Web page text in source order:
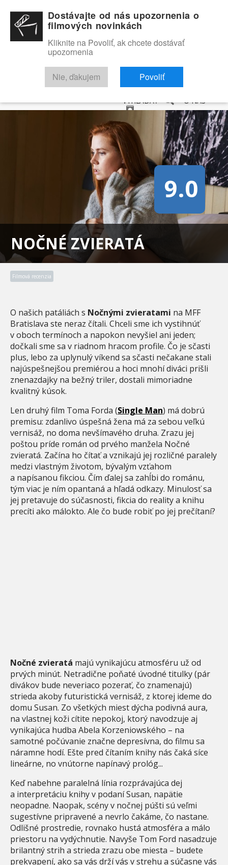
RECENZIE TRAILERY FILMOVÁ DATABÁZA
VYHĽADAŤ O NÁS
NOČNÉ ZVIERATÁ
9.0
Filmová recenzia
O našich patáliách s Nočnými zvieratami na MFF
Bratislava ste neraz čítali. Chceli sme ich vystihnúť
v oboch termínoch a napokon nevyšiel ani jeden;
dočkali sme sa v riadnom hracom profile. Čo je sčasti
plus, lebo za uplynulý víkend sa sčasti nečakane stali
najúspešnejšou premiérou a hoci mnohí diváci prišli
znenazdajky na bežný triler, dostali mimoriadne
kvalitný kúsok.
Len druhý film Toma Forda (Single Man) má dobrú
premisu: zdanlivo úspešná žena má za sebou veľkú
vernisáž, no doma nevšímavého druha. Zrazu jej
poštou príde román od prvého manžela Nočné
zvieratá. Začína ho čítať a vznikajú jej rozličné paralely
medzi vlastným životom, bývalým vzťahom
a napísanou fikciou. Čím ďalej sa zahĺbi do románu,
tým viac je ním opantaná a hľadá odkazy. Minulosť sa
jej pretavuje do súčasnosti, fikcia do reality a knihu
precíti ako málokto. Ale čo bude robiť po jej prečítaní?
Nočné zvieratá majú vynikajúcu atmosféru už od
prvých minút. Netradične poňaté úvodné titulky (pár
divákov bude neveriaco pozerať, čo znamenajú)
strieda akoby futuristická vernisáž, z ktorej ideme do
domu Susan. Zo všetkých miest dýcha podivná aura,
na vlastnej koži cítite nepokoj, ktorý navodzuje aj
vynikajúca hudba Abela Korzeniowského – na
samotné počúvanie značne depresívna, do filmu sa
náramne hodí. Ešte pred čítaním knihy nás čaká síce
lineárne, no vnútorne napínavý prológ...
Keď nabehne paralelná línia rozprávajúca dej
a interpretáciu knihy v podaní Susan, napätie
neopadne. Naopak, scény v nočnej púšti sú veľmi
sugestívne pripravené a nevrlo čakáme, čo nastane.
Odlišné prostredie, rovnako hustá atmosféra a málo
priestoru na vydýchnutie. Navyše Tom Ford nasadzuje
brilantný strih a strieda zrazu obe miesta – budete
prekvapení, ako sa vás drží vás v strehu a súčasne vás
Dostávajte od nás upozornenia o
filmových novinkách
Kliknite na Povoliť, ak chcete dostávať
upozornenia
Nie, ďakujem Povoliť